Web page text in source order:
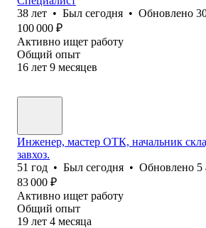
38 лет • Был сегодня • Обновлено
100 000 ₽
Активно ищет работу
Общий опыт
16 лет 9 месяцев
Инженер, мастер ОТК, начальник
завхоз.
51 год • Был сегодня • Обновлено 5
83 000 ₽
Активно ищет работу
Общий опыт
19 лет 4 месяца